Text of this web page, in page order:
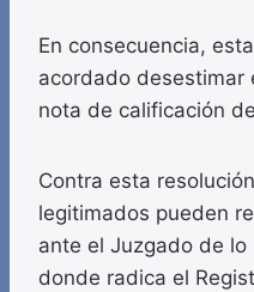
En consecuencia,
acordado desestimar
nota de calificación
Contra esta
legitimados pueden
ante el Juzgado de
donde radica el